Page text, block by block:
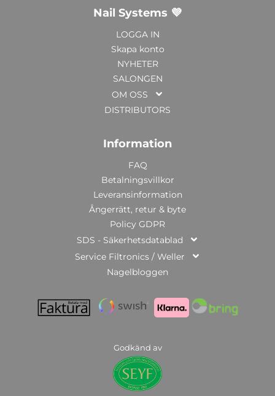
Nail Systems 💜
LOGGA IN
Skapa konto
NYHETER
SALONGEN
OM OSS
DISTRIBUTORS
Information
FAQ
Betalningsvillkor
Leveransinformation
Ångerrätt, retur & byte
Policy GDPR
SDS - Säkerhetsdatablad
Service Filtronics / Weller
Nagelbloggen
Godkänd av